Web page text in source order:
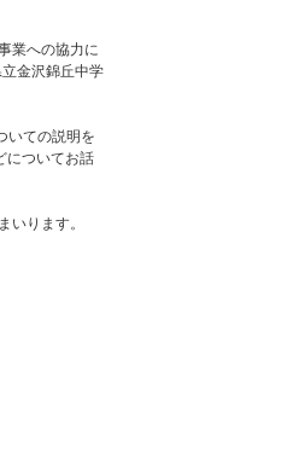
業への協力に
金沢錦丘中学
いての説明を
についてお話
いります。